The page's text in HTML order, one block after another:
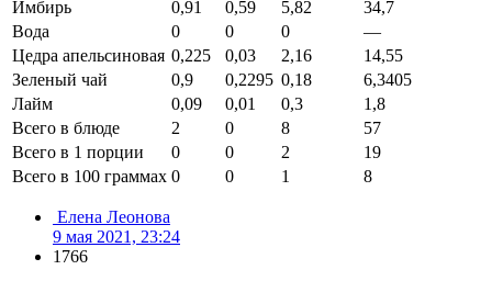
Имбирь
0,91 0,59 5,82
34,7
Вода
0 0 0
—
Цедра апельсиновая 0,225 0,03 2,16
14,55
Зеленый чай
0,9 0,2295 0,18
6,3405
Лайм
0,09 0,01 0,3
1,8
Всего в блюде
2 0 8
57
Всего в 1 порции
0 0 2
19
Всего в 100 граммах 0 0 1 8
Елена Леонова
9 мая 2021, 23:24
1766